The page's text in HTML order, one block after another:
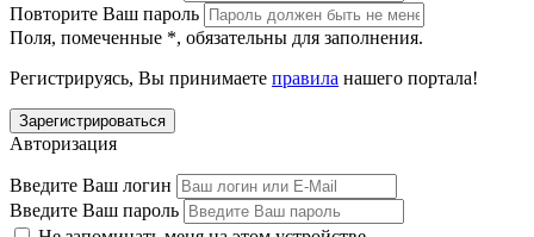
Повторите Ваш пароль
Поля, помеченные *, обязательны для заполнения.
Регистрируясь, Вы принимаете правила нашего портала!
Авторизация
Введите Ваш логин
Введите Ваш пароль